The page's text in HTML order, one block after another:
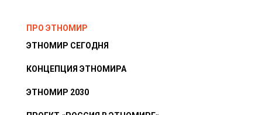
ПРО ЭТНОМИР
ЭТНОМИР СЕГОДНЯ
КОНЦЕПЦИЯ ЭТНОМИРА
ЭТНОМИР 2030